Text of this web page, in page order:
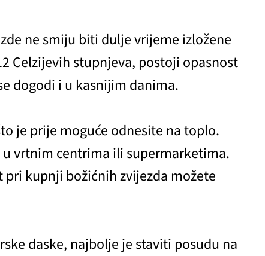
ne smiju biti dulje vrijeme izložene
Celzijevih stupnjeva, postoji opasnost
dogodi i u kasnijim danima.
je prije moguće odnesite na toplo.
vrtnim centrima ili supermarketima.
kupnji božićnih zvijezda možete
daske, najbolje je staviti posudu na